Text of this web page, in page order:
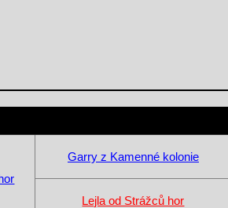
Garry z Kamenné kolonie
Lejla od Strážců hor